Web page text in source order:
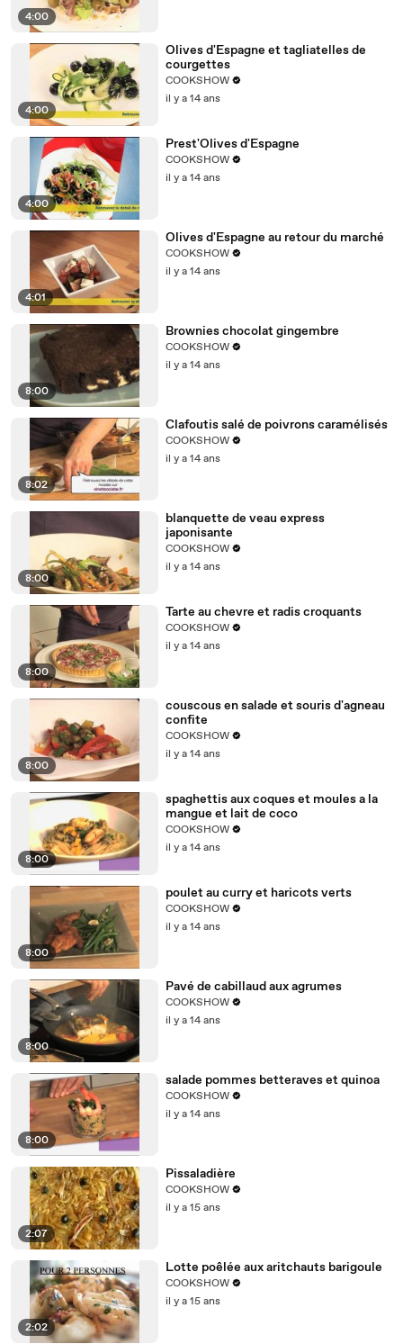
4:00
4:00
Olives d'Espagne et tagliatelles de
courgettes
COOKSHOW
il y a 14 ans
4:00
Prest'Olives d'Espagne
COOKSHOW
il y a 14 ans
4:01
Olives d'Espagne au retour du marché
COOKSHOW
il y a 14 ans
8:00
Brownies chocolat gingembre
COOKSHOW
il y a 14 ans
8:02
Clafoutis salé de poivrons caramélisés
COOKSHOW
il y a 14 ans
8:00
blanquette de veau express
japonisante
COOKSHOW
il y a 14 ans
8:00
Tarte au chevre et radis croquants
COOKSHOW
il y a 14 ans
8:00
couscous en salade et souris d'agneau
confite
COOKSHOW
il y a 14 ans
8:00
spaghettis aux coques et moules a la
mangue et lait de coco
COOKSHOW
il y a 14 ans
8:00
poulet au curry et haricots verts
COOKSHOW
il y a 14 ans
8:00
Pavé de cabillaud aux agrumes
COOKSHOW
il y a 14 ans
8:00
salade pommes betteraves et quinoa
COOKSHOW
il y a 14 ans
2:07
Pissaladière
COOKSHOW
il y a 15 ans
2:02
Lotte poêlée aux aritchauts barigoule
COOKSHOW
il y a 15 ans